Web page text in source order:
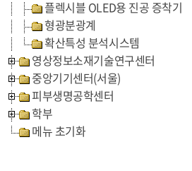
플렉시블 OLED용 진공 증착기
형광분광계
확산특성 분석시스템
영상정보소재기술연구센터
중앙기기센터(서울)
피부생명공학센터
학부
메뉴 초기화